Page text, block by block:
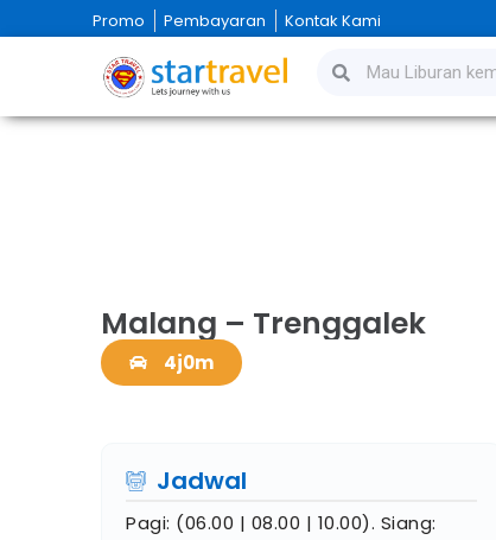
Promo Pembayaran Kontak Kami
Malang – Trenggalek
4j0m
Jadwal
Pagi: (06.00 | 08.00 | 10.00). Siang: